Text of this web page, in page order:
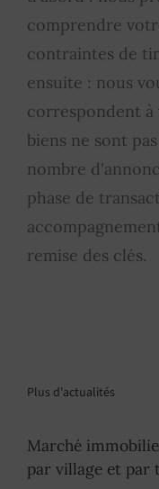
comprendre
contraintes de
ensuite : nous
correspondent à
biens ne sont
nombre
phase de
remise des clés.
Plus d'actualités
Marché
par village et par